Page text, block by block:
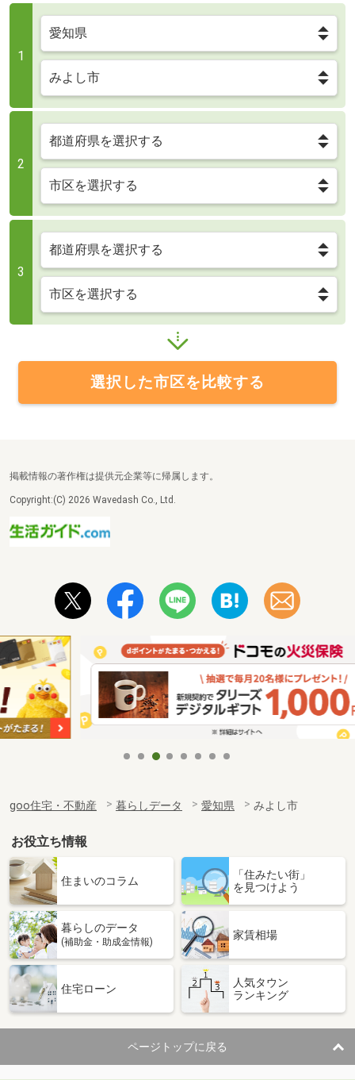
1
2
3
選択した市区を比較する
掲載情報の著作権は提供元企業等に帰属します。
Copyright:(C) 2026 Wavedash Co., Ltd.
goo住宅・不動産 暮らしデータ 愛知県 みよし市
お役立ち情報
住まいのコラム
「住みたい街」
を見つけよう
暮らしのデータ
(補助金・助成金情報)
家賃相場
住宅ローン
人気タウン
ランキング
ページトップに戻る